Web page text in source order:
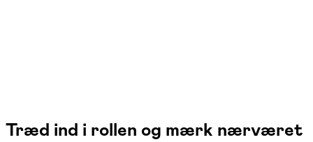
Træd ind i rollen og mærk nærværet